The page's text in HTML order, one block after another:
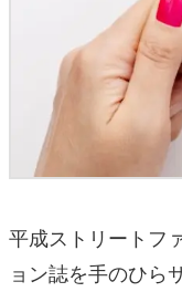
平成ストリートフ
ョン誌を手のひら